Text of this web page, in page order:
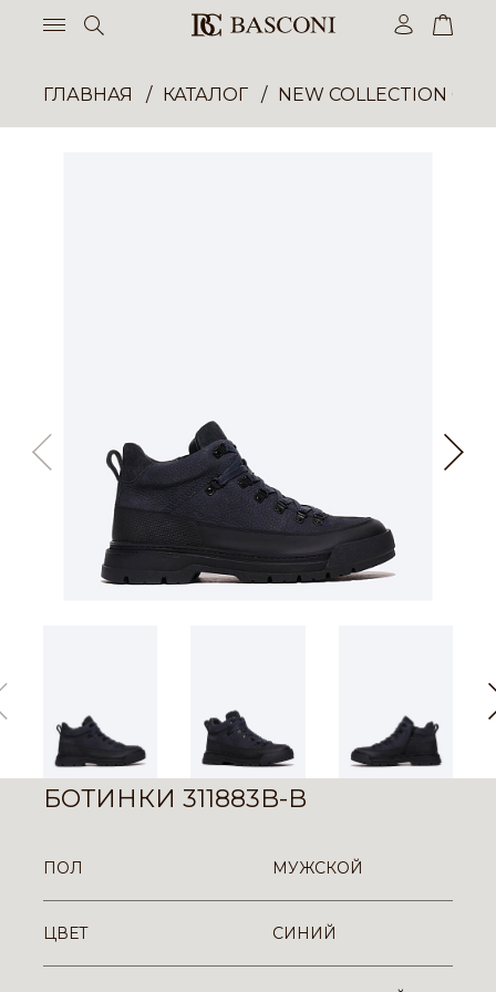
ГЛАВНАЯ КАТАЛОГ NEW COLLECTION
БОТИНКИ 311883B-B
ПОЛ МУЖСКОЙ
ЦВЕТ СИНИЙ